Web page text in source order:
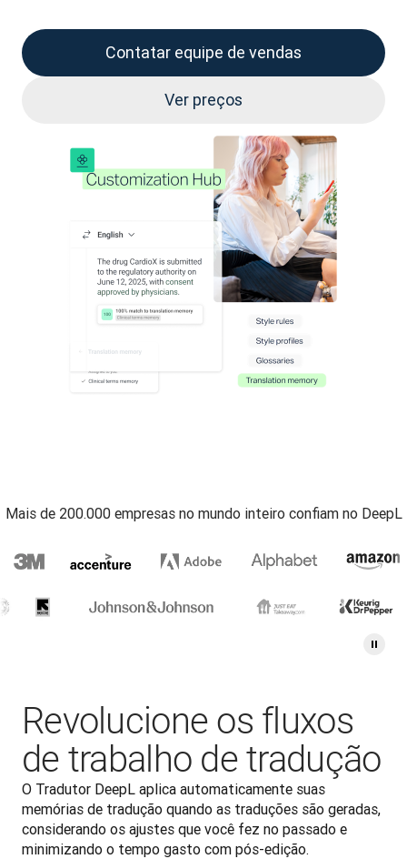
Contatar equipe de vendas
Ver preços
Mais de 200.000 empresas no mundo inteiro confiam no DeepL
Revolucione os fluxos
de trabalho de tradução
O Tradutor DeepL aplica automaticamente suas
memórias de tradução quando as traduções são geradas,
considerando os ajustes que você fez no passado e
minimizando o tempo gasto com pós-edição.